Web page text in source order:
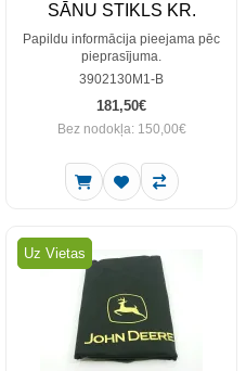
SĀNU STIKLS KR.
Papildu informācija pieejama pēc
pieprasījuma.
3902130M1-B
181,50€
Bez nodokļa: 150,00€
Uz Vietas